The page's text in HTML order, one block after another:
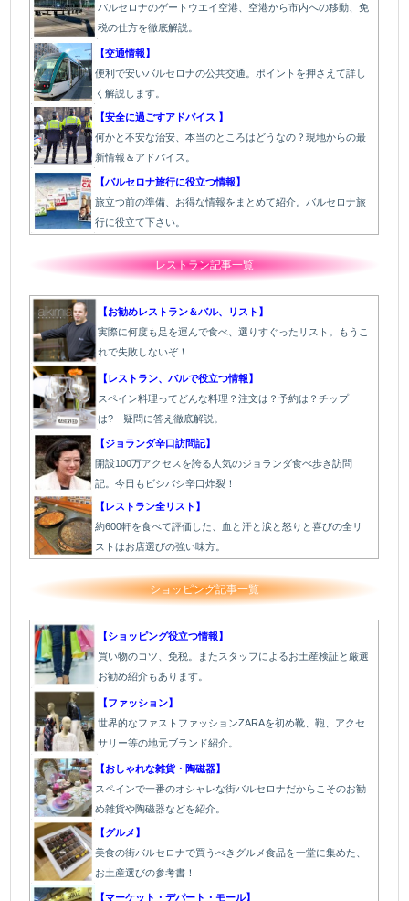
バルセロナのゲートウエイ空港、空港から市内への移動、免
税の仕方を徹底解説。
【交通情報】
便利で安いバルセロナの公共交通。ポイントを押さえて詳し
く解説します。
【安全に過ごすアドバイス 】
何かと不安な治安、本当のところはどうなの？現地からの最
新情報＆アドバイス。
【バルセロナ旅行に役立つ情報】
旅立つ前の準備、お得な情報をまとめて紹介。バルセロナ旅
行に役立て下さい。
レストラン記事一覧
【お勧めレストラン＆バル、リスト】
実際に何度も足を運んで食べ、選りすぐったリスト。もうこ
れで失敗しないぞ！
【レストラン、バルで役立つ情報】
スペイン料理ってどんな料理？注文は？予約は？チップ
は? 疑問に答え徹底解説。
【ジョランダ辛口訪問記】
開設100万アクセスを誇る人気のジョランダ食べ歩き訪問
記。今日もビシバシ辛口炸裂！
【レストラン全リスト】
約600軒を食べて評価した、血と汗と涙と怒りと喜びの全リ
ストはお店選びの強い味方。
ショッピング記事一覧
【ショッピング役立つ情報】
買い物のコツ、免税。またスタッフによるお土産検証と厳選
お勧め紹介もあります。
【ファッション】
世界的なファストファッションZARAを初め靴、鞄、アクセ
サリー等の地元ブランド紹介。
【おしゃれな雑貨・陶磁器】
スペインで一番のオシャレな街バルセロナだからこそのお勧
め雑貨や陶磁器などを紹介。
【グルメ】
美食の街バルセロナで買うべきグルメ食品を一堂に集めた、
お土産選びの参考書！
【マーケット・デパート・モール】